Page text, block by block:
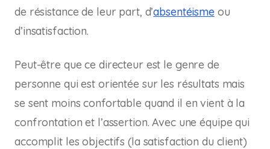
de résistance de leur part, d’absentéismeou
d’insatisfaction.
Peut-être que ce directeur est le genre de
personne qui est orientée sur les résultats mais
se sent moins confortable quand il en vient à la
confrontation et l’assertion. Avec une équipe qui
accomplit les objectifs (la satisfaction du client)